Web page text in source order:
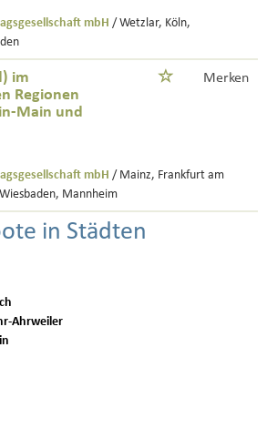
mbH / Wetzlar, Köln,
im
Regionen
Main und
Merken
mbH / Mainz, Frankfurt am
Mannheim
in Städten
Ahrweiler